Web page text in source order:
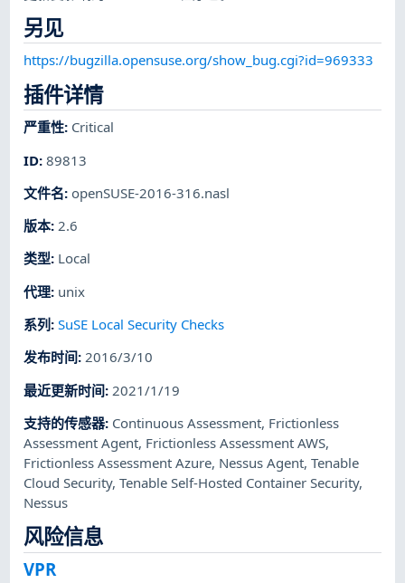
另见
https://bugzilla.opensuse.org/show_bug.cgi?id=969333
插件详情
严重性: Critical
ID:89813
文件名: openSUSE-2016-316.nasl
版本:2.6
类型: Local
代理: unix
系列 :SuSE Local Security Checks
发布时间:2016/3/10
最近更新时间: 2021/1/19
支持的传感器: Continuous Assessment, Frictionless
Assessment Agent, Frictionless Assessment AWS,
Frictionless Assessment Azure, Nessus Agent,Tenable
Cloud Security,Tenable Self-Hosted Container Security,
Nessus
风险信息
VPR